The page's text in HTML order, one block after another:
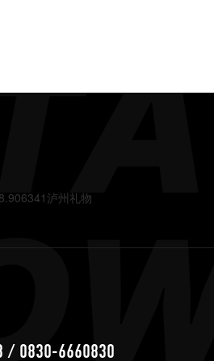
/ 0830-6660830